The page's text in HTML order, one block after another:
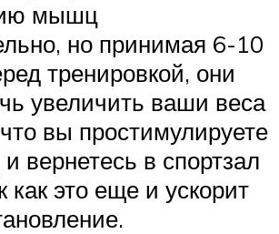
мышц
но принимая 6-10
тренировкой, они
увеличить ваши веса
вы простимулируете
вернетесь в спортзал
как это еще и ускорит